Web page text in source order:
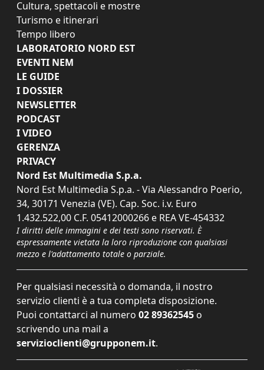
Cultura, spettacoli e mostre
Turismo e itinerari
Tempo libero
LABORATORIO NORD EST
EVENTI NEM
LE GUIDE
I DOSSIER
NEWSLETTER
PODCAST
I VIDEO
GERENZA
PRIVACY
Nord Est Multimedia S.p.a.
Nord Est Multimedia S.p.a. - Via Alessandro Poerio,
34, 30171 Venezia (VE). Cap. Soc. i.v. Euro
1.432.522,00 C.F. 05412000266 e REA VE-454332
I diritti delle immagini e dei testi sono riservati. È
espressamente vietata la loro riproduzione con qualsiasi
mezzo e l'adattamento totale o parziale.
Per qualsiasi necessità o domanda, il nostro
servizio clienti è a tua completa disposizione.
Puoi contattarci al numero 02 89362545 o
scrivendo una mail a
servizioclienti@grupponem.it.